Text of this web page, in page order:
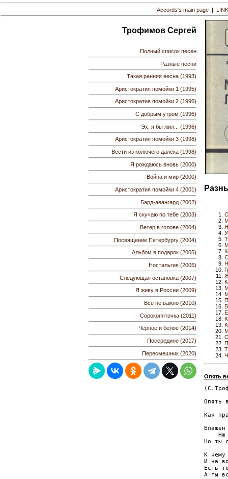
Accords's main page |
Трофимов Сергей
Полный список песен
Разные песни
Такая ранняя весна (1993)
Аристократия помойки 1 (1995)
Аристократия помойки 2 (1996)
С добрым утром (1996)
Эх, я бы жил... (1996)
Аристократия помойки 3 (1998)
Вести из колючего далека (1998)
Я рождаюсь вновь (2000)
Война и мир (2000)
Аристократия помойки 4 (2001)
Бард-авангард (2002)
Я скучаю по тебе (2003)
Ветер в голове (2004)
Посвящение Петербургу (2004)
Альбом в подарок (2005)
Ностальгия (2005)
Следующая остановка (2007)
Я живу в России (2009)
Всё не важно (2010)
Сорокопяточка (2011)
Чёрное и белое (2014)
Посередине (2017)
Пересмешник (2020)
Опять
Опять
Как
Hm
Но ты
К
И на
Есть
А ты